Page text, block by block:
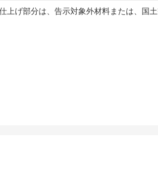
上げ部分は、告示対象外材料または